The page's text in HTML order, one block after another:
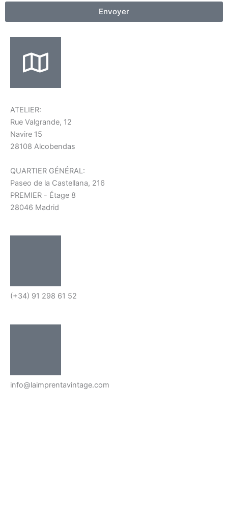
Envoyer
ATELIER:
Rue Valgrande, 12
Navire 15
28108 Alcobendas
QUARTIER GÉNÉRAL:
Paseo de la Castellana, 216
PREMIER - Étage 8
28046 Madrid
(+34) 91 298 61 52
info@laimprentavintage.com